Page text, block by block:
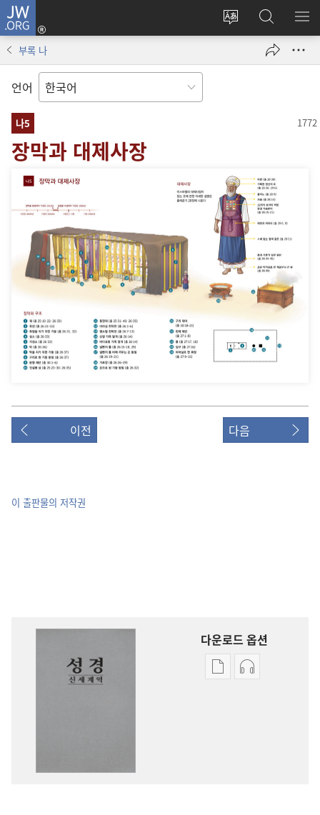
JW.ORG
사이트
변경
로그인
(새로운
열기)
JW.ORG
검색
메
부록 나
언어
나5
장막과 대제사장
이전 다음
이 출판물의 저작권
다운로드 옵션
출판물오디오